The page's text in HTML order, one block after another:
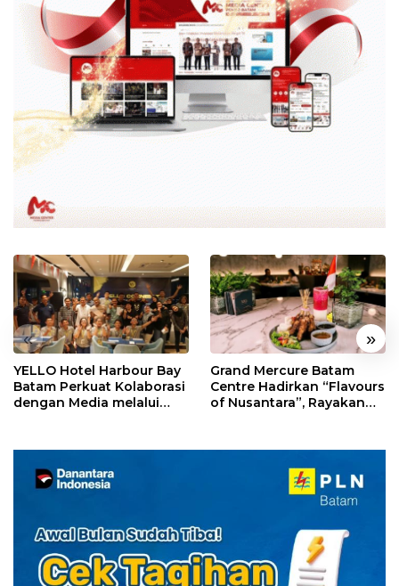
« »
YELLO Hotel Harbour Bay
Batam Perkuat Kolaborasi
dengan Media melalui
Grand Mercure Batam
Centre Hadirkan “Flavours
of Nusantara”, Rayakan